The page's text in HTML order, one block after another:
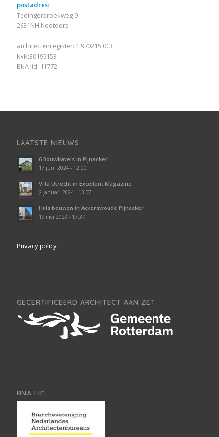
postadres:
Tedingerbroekweg 9
2631NH Nootdorp
architectenregister: 1.970215.003
KvK:30196153
BNA lid: 11772
LAATSTE NIEUWS
6 Bouwkavels in Pijnacker
17 juni 2024 - 12:00
Villa Utrecht in Excellent Magazine
2 januari 2024 - 13:07
Huis bouwen in Ackerswoude Pijnacker
19 mei 2023 - 17:37
Privacy policy
GECERTIFICEERD ARCHITECT AAN ZET
BNA LID